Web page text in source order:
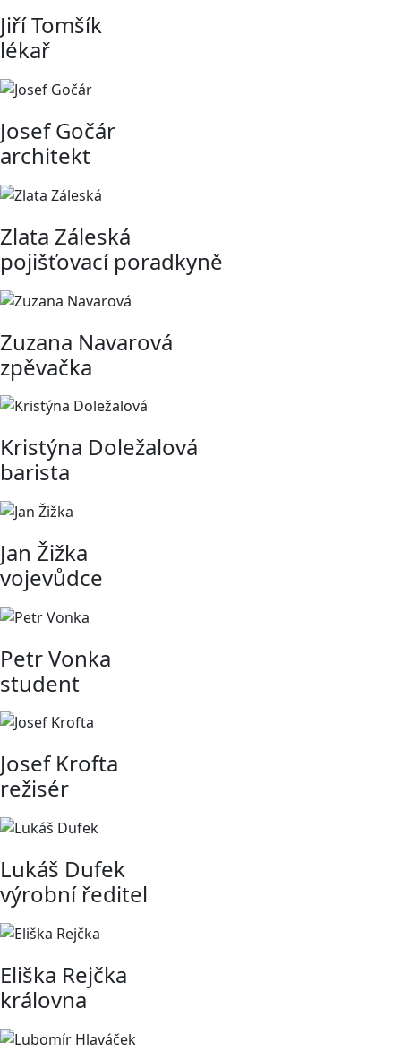
Jiří Tomšík
lékař
Josef Gočár
architekt
Zlata Záleská
pojišťovací poradkyně
Zuzana Navarová
zpěvačka
Kristýna Doležalová
barista
Jan Žižka
vojevůdce
Petr Vonka
student
Josef Krofta
režisér
Lukáš Dufek
výrobní ředitel
Eliška Rejčka
královna